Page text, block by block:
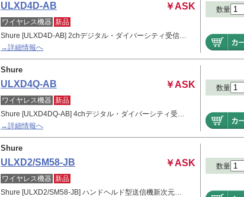
ULXD4D-AB ￥ASK
ワイヤレス機器 新品
Shure [ULXD4D-AB] 2chデジタル・ダイバーシティ受信…
→詳細情報へ
数量
Shure
ULXD4Q-AB ￥ASK
ワイヤレス機器 新品
Shure [ULXD4DQ-AB] 4chデジタル・ダイバーシティ受…
→詳細情報へ
数量
Shure
ULXD2/SM58-JB ￥ASK
ワイヤレス機器 新品
Shure [ULXD2/SM58-JB] ハンドヘルド型送信機新次元…
数量